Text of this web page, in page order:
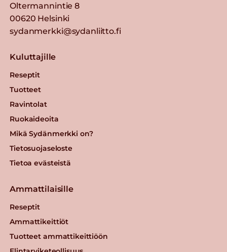
Oltermannintie 8
00620 Helsinki
sydanmerkki@sydanliitto.fi
Kuluttajille
Reseptit
Tuotteet
Ravintolat
Ruokaideoita
Mikä Sydänmerkki on?
Tietosuojaseloste
Tietoa evästeistä
Ammattilaisille
Reseptit
Ammattikeittiöt
Tuotteet ammattikeittiöön